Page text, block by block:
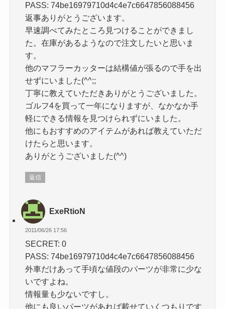
PASS: 74be16979710d4c4e7c6647856088456
返事ありがとうございます。
早速調べてみたところ見つけることができまし
た。在庫があるようなので注文したいと思いま
す。
他のマフラーカッターは結構値が張るので手を出
せずにいました(^^;;
丁寧に教えていただきありがとうございました。
ゴルフ4を買って一年になりますが、なかなか手
軽にできる情報を見つけられずにいました。
他にもおすすめのアイテムがあれば教えていただ
けたらと思います。
ありがとうございました(^^)
返信
ExeRtioN
2011/06/26 17:56
SECRET: 0
PASS: 74be16979710d4c4e7c6647856088456
外車だけあって手頃な値段のパーツが非常に少な
いですよね。
情報量も少ないですし。
他にも良いパーツがあれば載せていくつもりです